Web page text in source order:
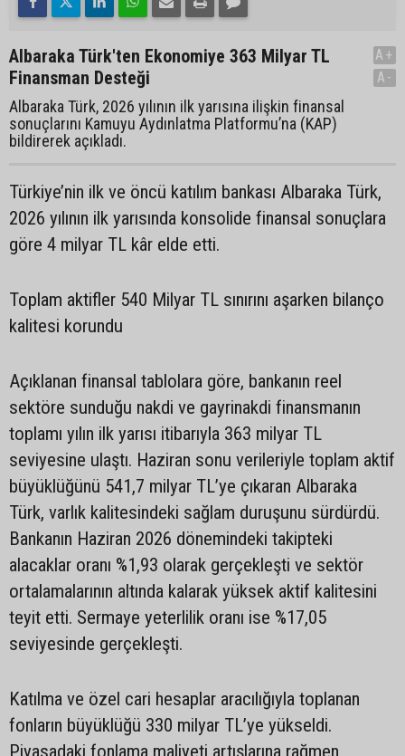
Albaraka Türk'ten Ekonomiye 363 Milyar TL
Finansman Desteği
Albaraka Türk, 2026 yılının ilk yarısına ilişkin finansal
sonuçlarını Kamuyu Aydınlatma Platformu’na (KAP)
bildirerek açıkladı.
A+
A-
Türkiye’nin ilk ve öncü katılım bankası Albaraka Türk,
2026 yılının ilk yarısında konsolide finansal sonuçlara
göre 4 milyar TL kâr elde etti.
Toplam aktifler 540 Milyar TL sınırını aşarken bilanço
kalitesi korundu
Açıklanan finansal tablolara göre, bankanın reel
sektöre sunduğu nakdi ve gayrinakdi finansmanın
toplamı yılın ilk yarısı itibarıyla 363 milyar TL
seviyesine ulaştı. Haziran sonu verileriyle toplam aktif
büyüklüğünü 541,7 milyar TL’ye çıkaran Albaraka
Türk, varlık kalitesindeki sağlam duruşunu sürdürdü.
Bankanın Haziran 2026 dönemindeki takipteki
alacaklar oranı %1,93 olarak gerçekleşti ve sektör
ortalamalarının altında kalarak yüksek aktif kalitesini
teyit etti. Sermaye yeterlilik oranı ise %17,05
seviyesinde gerçekleşti.
Katılma ve özel cari hesaplar aracılığıyla toplanan
fonların büyüklüğü 330 milyar TL’ye yükseldi.
Piyasadaki fonlama maliyeti artışlarına rağmen